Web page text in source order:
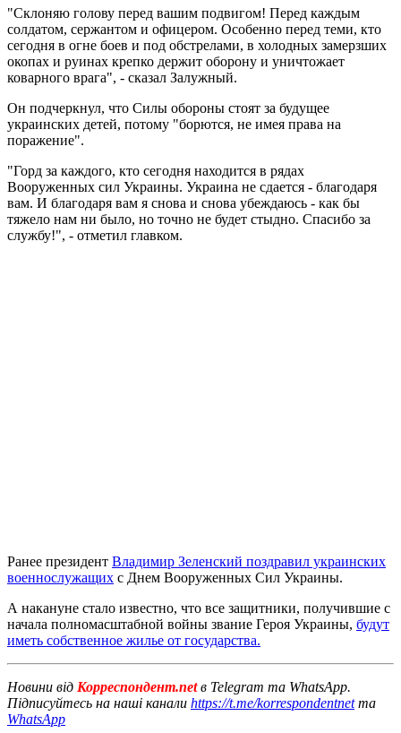
"Склоняю голову перед вашим подвигом! Перед каждым
солдатом, сержантом и офицером. Особенно перед теми, кто
сегодня в огне боев и под обстрелами, в холодных замерзших
окопах и руинах крепко держит оборону и уничтожает
коварного врага", - сказал Залужный.
Он подчеркнул, что Силы обороны стоят за будущее
украинских детей, потому "борются, не имея права на
поражение".
"Горд за каждого, кто сегодня находится в рядах
Вооруженных сил Украины. Украина не сдается - благодаря
вам. И благодаря вам я снова и снова убеждаюсь - как бы
тяжело нам ни было, но точно не будет стыдно. Спасибо за
службу!", - отметил главком.
Ранее президент Владимир Зеленский поздравил украинских
военнослужащих с Днем Вооруженных Сил Украины.
А накануне стало известно, что все защитники, получившие с
начала полномасштабной войны звание Героя Украины, будут
иметь собственное жилье от государства.
Новини від Корреспондент.netв Telegram та WhatsApp.
Підписуйтесь на наші канали https://t.me/korrespondentnetта
WhatsApp